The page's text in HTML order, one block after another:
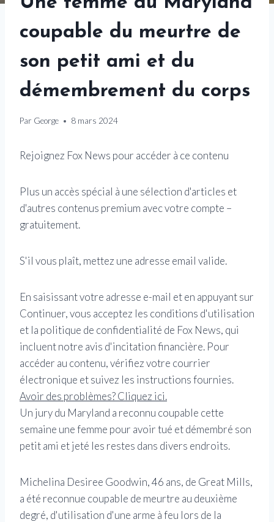
coupable du meurtre de
son petit ami et du
démembrement du corps
Par George 8 mars 2024
Rejoignez Fox News pour accéder à ce contenu
Plus un accès spécial à une sélection d'articles et
d'autres contenus premium avec votre compte –
gratuitement.
S'il vous plaît, mettez une adresse email valide.
En saisissant votre adresse e-mail et en appuyant sur
Continuer, vous acceptez les conditions d'utilisation
et la politique de confidentialité de Fox News, qui
incluent notre avis d'incitation financière. Pour
accéder au contenu, vérifiez votre courrier
électronique et suivez les instructions fournies.
Avoir des problèmes? Cliquez ici.
Un jury du Maryland a reconnu coupable cette
semaine une femme pour avoir tué et démembré son
petit ami et jeté les restes dans divers endroits.
Michelina Desiree Goodwin, 46 ans, de Great Mills,
a été reconnue coupable de meurtre au deuxième
degré, d'utilisation d'une arme à feu lors de la